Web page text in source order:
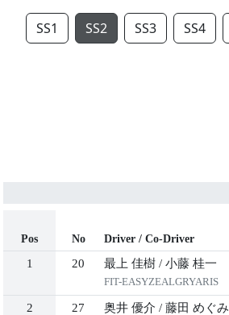
SS1 SS2 SS3 SS4
Pos No Driver / Co-Driver
1 20 最上 佳樹 / 小藤 桂一
FIT-EASYZEALGRYARIS
2 27 奥井 優介 / 藤田 めぐみ